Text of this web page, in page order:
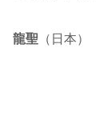
龍聖 （日本）